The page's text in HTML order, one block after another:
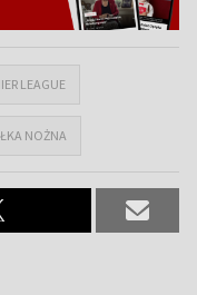
LEAGUE
NOŻNA